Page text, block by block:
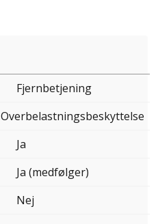
Fjernbetjening
Overbelastningsbeskyttelse
Ja
Ja (medfølger)
Nej